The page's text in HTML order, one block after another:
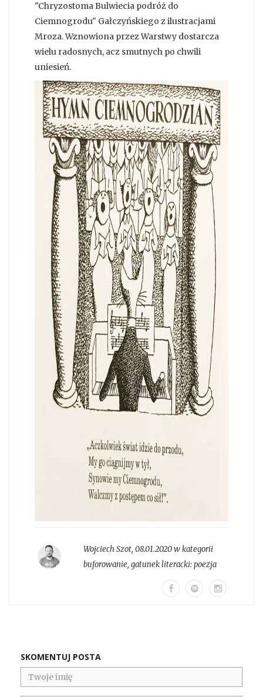
"Chryzostoma Bulwiecia podróż do
Ciemnogrodu" Gałczyńskiego z ilustracjami
Mroza. Wznowiona przez Warstwy dostarcza
wielu radosnych, acz smutnych po chwili
uniesień.
Wojciech Szot, 08.01.2020 w kategorii
buforowanie, gatunek literacki:poezja
SKOMENTUJ POSTA